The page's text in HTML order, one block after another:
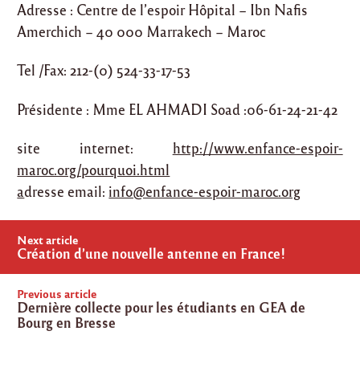
Adresse : Centre de l’espoir Hôpital – Ibn Nafis
Amerchich – 40 000 Marrakech – Maroc
Tel /Fax: 212-(0) 524-33-17-53
Présidente : Mme EL AHMADI Soad :06-61-24-21-42
site internet: http://www.enfance-espoir-
maroc.org/pourquoi.html
adresse email: info@enfance-espoir-maroc.org
Post
navigation
Previous article
Dernière collecte pour les étudiants en GEA de
Bourg en Bresse
Next article
Création d’une nouvelle antenne en France!